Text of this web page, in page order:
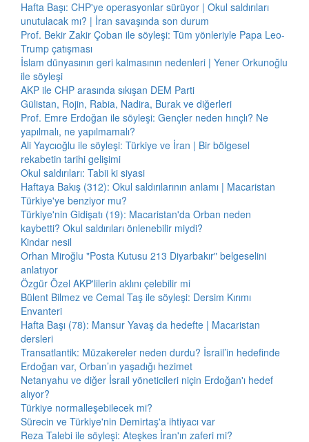
Hafta Başı: CHP'ye operasyonlar sürüyor | Okul saldırıları
unutulacak mı? | İran savaşında son durum
Prof. Bekir Zakir Çoban ile söyleşi: Tüm yönleriyle Papa Leo-
Trump çatışması
İslam dünyasının geri kalmasının nedenleri | Yener Orkunoğlu
ile söyleşi
AKP ile CHP arasında sıkışan DEM Parti
Gülistan, Rojin, Rabia, Nadira, Burak ve diğerleri
Prof. Emre Erdoğan ile söyleşi: Gençler neden hınçlı? Ne
yapılmalı, ne yapılmamalı?
Ali Yaycıoğlu ile söyleşi: Türkiye ve İran | Bir bölgesel
rekabetin tarihi gelişimi
Okul saldırıları: Tabii ki siyasi
Haftaya Bakış (312): Okul saldırılarının anlamı | Macaristan
Türkiye'ye benziyor mu?
Türkiye'nin Gidişatı (19): Macaristan'da Orban neden
kaybetti? Okul saldırıları önlenebilir miydi?
Kindar nesil
Orhan Miroğlu "Posta Kutusu 213 Diyarbakır" belgeselini
anlatıyor
Özgür Özel AKP'lilerin aklını çelebilir mi
Bülent Bilmez ve Cemal Taş ile söyleşi: Dersim Kırımı
Envanteri
Hafta Başı (78): Mansur Yavaş da hedefte | Macaristan
dersleri
Transatlantik: Müzakereler neden durdu? İsrail’in hedefinde
Erdoğan var, Orban’ın yaşadığı hezimet
Netanyahu ve diğer İsrail yöneticileri niçin Erdoğan'ı hedef
alıyor?
Türkiye normalleşebilecek mi?
Sürecin ve Türkiye'nin Demirtaş'a ihtiyacı var
Reza Talebi ile söyleşi: Ateşkes İran'ın zaferi mi?